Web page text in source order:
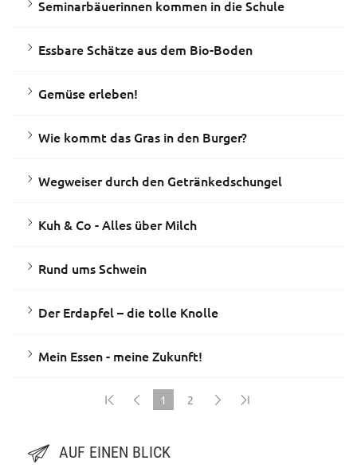
Seminarbäuerinnen kommen in die Schule
Essbare Schätze aus dem Bio-Boden
Gemüse erleben!
Wie kommt das Gras in den Burger?
Wegweiser durch den Getränkedschungel
Kuh & Co - Alles über Milch
Rund ums Schwein
Der Erdapfel – die tolle Knolle
Mein Essen - meine Zukunft!
1
2
AUF EINEN BLICK